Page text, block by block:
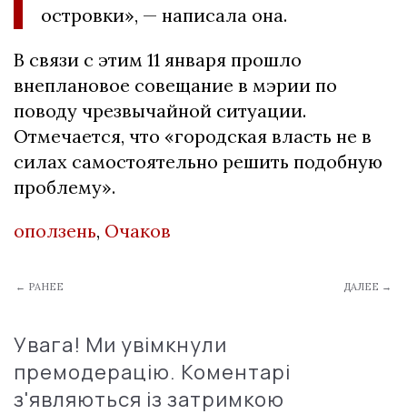
островки», — написала она.
В связи с этим 11 января прошло
внеплановое совещание в мэрии по
поводу чрезвычайной ситуации.
Отмечается, что «городская власть не в
силах самостоятельно решить подобную
проблему».
оползень, Очаков
← РАНЕЕ ДАЛЕЕ →
Увага! Ми увімкнули
премодерацію. Коментарі
з'являються із затримкою